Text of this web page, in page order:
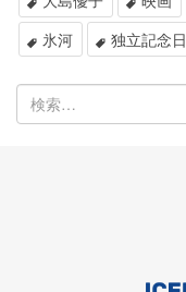
氷河
独立記念日
索: